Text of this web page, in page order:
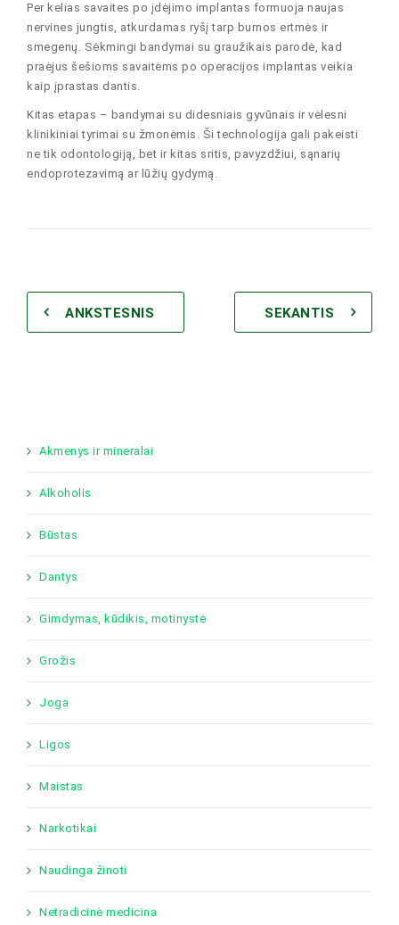
Per kelias savaites po įdėjimo implantas formuoja naujas
nervines jungtis, atkurdamas ryšį tarp burnos ertmės ir
smegenų. Sėkmingi bandymai su graužikais parodė, kad
praėjus šešioms savaitėms po operacijos implantas veikia
kaip įprastas dantis.
Kitas etapas – bandymai su didesniais gyvūnais ir vėlesni
klinikiniai tyrimai su žmonėmis. Ši technologija gali pakeisti
ne tik odontologiją, bet ir kitas sritis, pavyzdžiui, sąnarių
endoprotezavimą ar lūžių gydymą.
ANKSTESNIS SEKANTIS
Akmenys ir mineralai
Alkoholis
Būstas
Dantys
Gimdymas, kūdikis, motinystė
Grožis
Joga
Ligos
Maistas
Narkotikai
Naudinga žinoti
Netradicinė medicina